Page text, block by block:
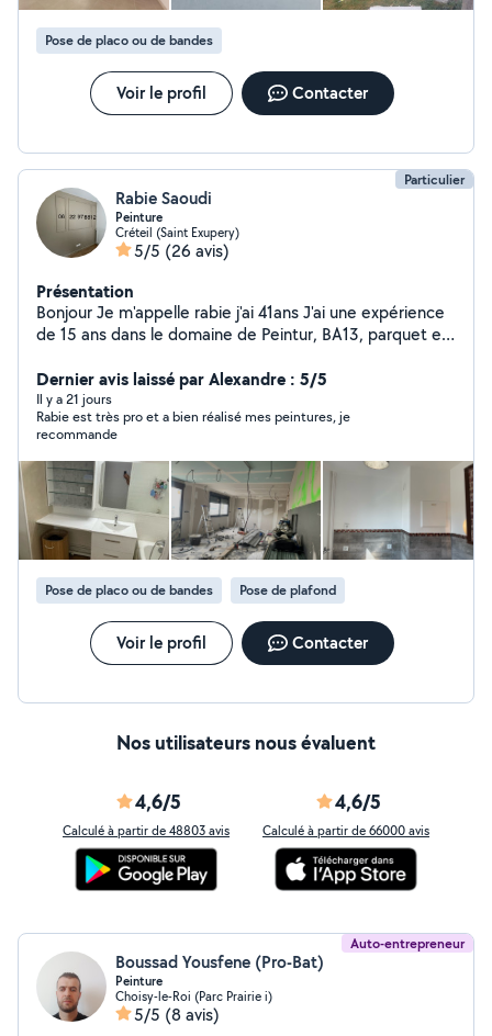
Pose de placo ou de bandes
Voir le profil Contacter
Particulier
Rabie Saoudi
Peinture
Créteil (Saint Exupery)
5/5 (26 avis)
Présentation
Bonjour Je m'appelle rabie j'ai 41ans J'ai une expérience
de 15 ans dans le domaine de Peintur, BA13, parquet et
pattes, craquelés..ex) Je reste à votre disposition pour
tous vos questions et conseils Avec un travail de qualité
Dernier avis laissé par Alexandre : 5/5
Il y a 21 jours
Rabie est très pro et a bien réalisé mes peintures, je
recommande
Pose de placo ou de bandes Pose de plafond
Voir le profil Contacter
Nos utilisateurs nous évaluent
4,6/5
Calculé à partir de 48803 avis
4,6/5
Calculé à partir de 66000 avis
Auto-entrepreneur
Boussad Yousfene (Pro-Bat)
Peinture
Choisy-le-Roi (Parc Prairie i)
5/5 (8 avis)